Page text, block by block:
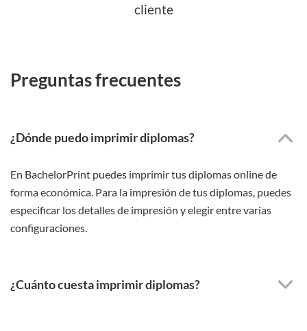
cliente
Preguntas frecuentes
¿Dónde puedo imprimir diplomas?
En BachelorPrint puedes imprimir tus diplomas online de
forma económica. Para la impresión de tus diplomas, puedes
especificar los detalles de impresión y elegir entre varias
configuraciones.
¿Cuánto cuesta imprimir diplomas?